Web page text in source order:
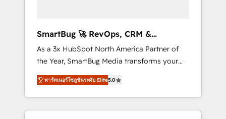
agents, and high-integrity migrations for total
reporting clarity. Security & Compliance: SOC
2 Type I and HIPAA attested for enterprise-
grade data security. 🏆 Why Bluleadz? GTM
OS Partner | 16+ Years Experience | 1,000+
Five-Star Reviews
SmartBug 🚀 RevOps, CRM &
Integration Experts
As a 3x HubSpot North America Partner of
the Year, SmartBug Media transforms your
customer lifecycle into a revenue engine. Our
unified ecosystem includes specialized
divisions Globalia (AI & Software) and Point
Success Media (Paid Media), making this the
พาร์ทเนอร์โซลูชันระดับ Elite5.0